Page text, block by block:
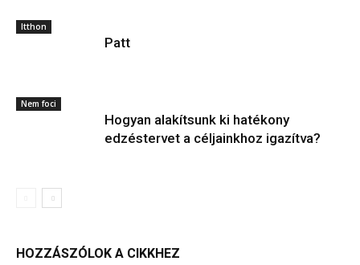
Itthon
Patt
Nem foci
Hogyan alakítsunk ki hatékony
edzéstervet a céljainkhoz igazítva?
HOZZÁSZÓLOK A CIKKHEZ